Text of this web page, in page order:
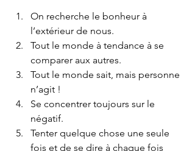
On recherche le bonheur à
l’extérieur de nous.
Tout le monde à tendance à se
comparer aux autres.
Tout le monde sait, mais personne
n’agit !
Se concentrer toujours sur le
négatif.
Tenter quelque chose une seule
fois et de se dire à chaque fois